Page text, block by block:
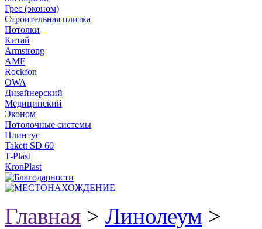
Грес (эконом)
Строительная плитка
Потолки
Китай
Armstrong
AMF
Rockfon
OWA
Дизайнерский
Медицинский
Эконом
Потолочные системы
Плинтус
Takett SD 60
T-Plast
KronPlast
Главная > Линолеум >